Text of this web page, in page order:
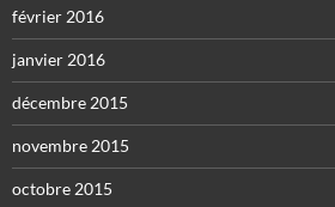
février 2016
janvier 2016
décembre 2015
novembre 2015
octobre 2015